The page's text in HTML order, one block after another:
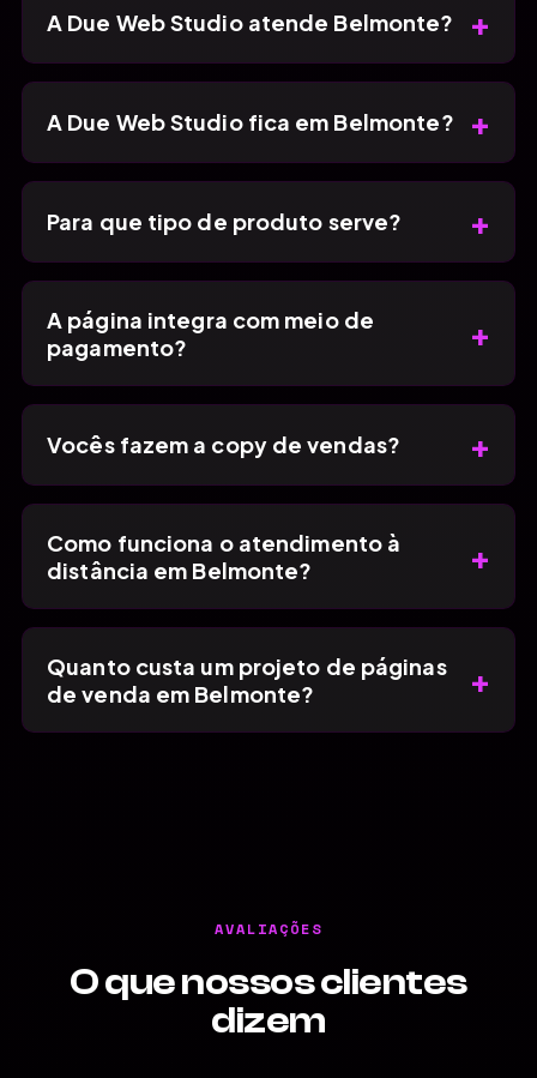
A Due Web Studio atende Belmonte? +
A Due Web Studio fica em Belmonte? +
Para que tipo de produto serve? +
A página integra com meio de
pagamento?
+
Vocês fazem a copy de vendas? +
Como funciona o atendimento à
distância em Belmonte?
+
Quanto custa um projeto de páginas
de venda em Belmonte?
+
AVALIAÇÕES
O que nossos clientes
dizem